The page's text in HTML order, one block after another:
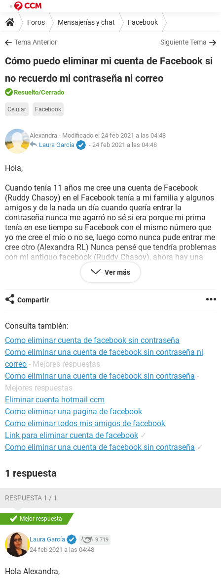
Foros Mensajerías y chat Facebook
Tema Anterior Siguiente Tema
Cómo puedo eliminar mi cuenta de Facebook si
no recuerdo mi contraseña ni correo
Resuelto/Cerrado
Celular Facebook
Alexandra - Modificado el 24 feb 2021 a las 04:48
Laura García
- 24 feb 2021 a las 04:48
Hola,
Cuando tenía 11 años me cree una cuenta de Facebook
(Ruddy Chasoy) en el Facebook tenía a mi familia y algunos
amigos y de la nada un día cuando quería entrar la
contraseña nunca me agarró no sé si era porque mi prima
tenía en ese tiempo su Facebook con el mismo número que
yo me cree el mío o no se, luego como nunca pude entrar me
cree otro (Alexandra RL) Nunca pensé que tendría problemas
con mi antiguo facebook (Ruddy Chasoy), ahora hay una
gente que consiguió mi antiguo Facebook (Ruddy Chasoy) y
empezaron a subir fotos mías en el estado de WhatsApp me
denunciarla para ver si Facebook la elimina pero hasta
ahora no hacen nada, solo quiero saber cómo puedo
Gracias.
Configuración: Android / Chrome 80.0.3987.99
Ver más
Compartir
Consulta también:
Como eliminar cuenta de facebook sin contraseña
Como eliminar una cuenta de facebook sin contraseña ni
correo - Mejores respuestas
Como eliminar una cuenta de facebook sin contraseña -
Mejores respuestas
Eliminar cuenta hotmail ccm
Como eliminar una pagina de facebook
Como eliminar todos mis amigos de facebook
Link para eliminar cuenta de facebook ✓
Como eliminar una cuenta de facebook sin contraseña ✓
1 respuesta
RESPUESTA 1 / 1
Mejor respuesta
Laura García 9.719
24 feb 2021 a las 04:48
Hola Alexandra,